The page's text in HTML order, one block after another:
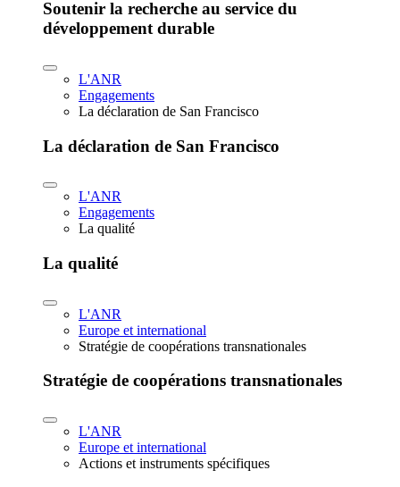
Soutenir la recherche au service du
développement durable
L'ANR
Engagements
La déclaration de San Francisco
La déclaration de San Francisco
L'ANR
Engagements
La qualité
La qualité
L'ANR
Europe et international
Stratégie de coopérations transnationales
Stratégie de coopérations transnationales
L'ANR
Europe et international
Actions et instruments spécifiques